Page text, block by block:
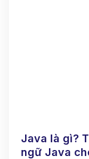
Java là gì?
ngữ Java